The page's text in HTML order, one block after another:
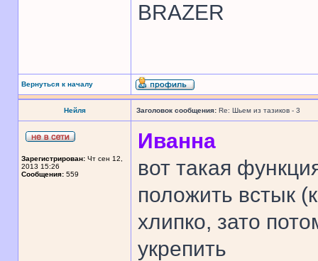
BRAZER
Вернуться к началу
Нейля Заголовок сообщения: Re: Шьем из тазиков - 3
Зарегистрирован: Чт сен 12,
2013 15:26
Сообщения: 559
Иванна
вот такая
положить встык
хлипко, зато
укрепить